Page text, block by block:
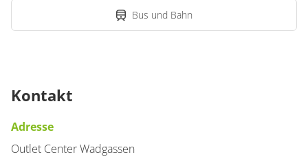
Bus und Bahn
Kontakt
Adresse
Outlet Center Wadgassen